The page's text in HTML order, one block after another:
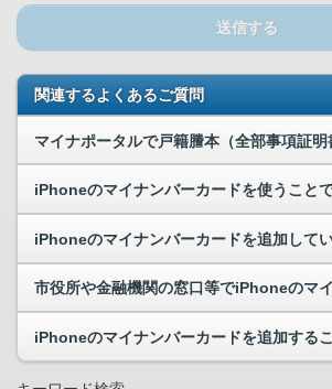
送信する
関連するよくあるご質問